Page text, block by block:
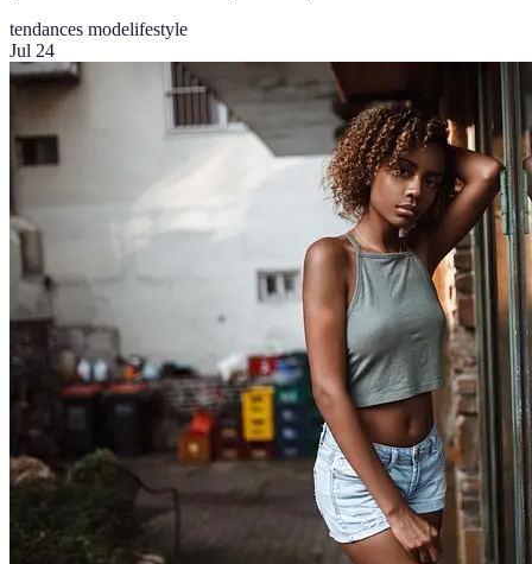
tendances modelifestyle
Jul 24